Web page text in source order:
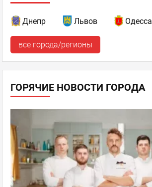
Днепр Львов Одесса
все города/регионы
ГОРЯЧИЕ НОВОСТИ ГОРОДА